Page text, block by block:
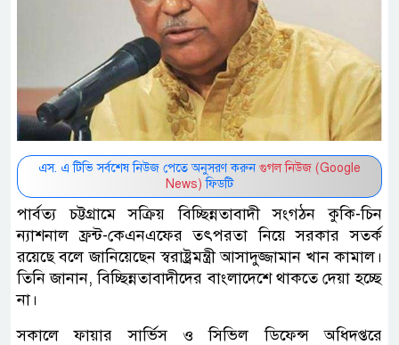
এস. এ টিভি সর্বশেষ নিউজ পেতে অনুসরণ করুন গুগল নিউজ (Google
News) ফিডটি
পার্বত্য চট্টগ্রামে সক্রিয় বিচ্ছিন্নতাবাদী সংগঠন কুকি-চিন
ন্যাশনাল ফ্রন্ট-কেএনএফের তৎপরতা নিয়ে সরকার সতর্ক
রয়েছে বলে জানিয়েছেন স্বরাষ্ট্রমন্ত্রী আসাদুজ্জামান খান কামাল।
তিনি জানান, বিচ্ছিন্নতাবাদীদের বাংলাদেশে থাকতে দেয়া হচ্ছে
না।
সকালে ফায়ার সার্ভিস ও সিভিল ডিফেন্স অধিদপ্তরে